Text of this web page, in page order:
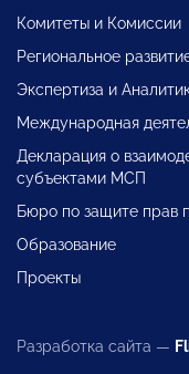
Комитеты и Комиссии
Региональное
Экспертиза и
Международная
Декларация о
субъектами МСП
Бюро по защите прав
Образование
Проекты
Разработка сайта —